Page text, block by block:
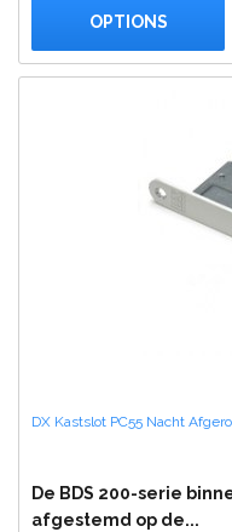
OPTIONS
DX Kastslot PC55 Nacht
De BDS 200-serie
afgestemd op de...